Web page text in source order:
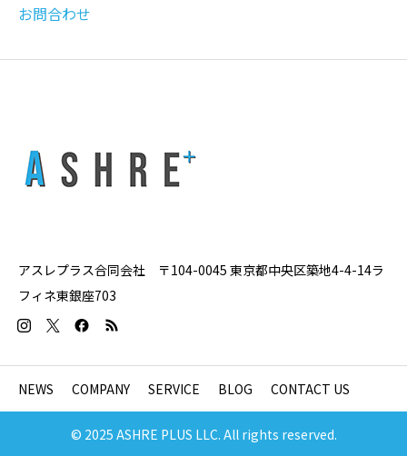
お問合わせ
アスレプラス合同会社 〒104-0045 東京都中央区築地4-4-14ラ
フィネ東銀座703
NEWS COMPANY SERVICE BLOG CONTACT US
© 2025 ASHRE PLUS LLC. All rights reserved.